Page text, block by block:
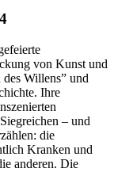
von Kunst und
Willens” und
Ihre
– und
die
Kranken und
anderen. Die